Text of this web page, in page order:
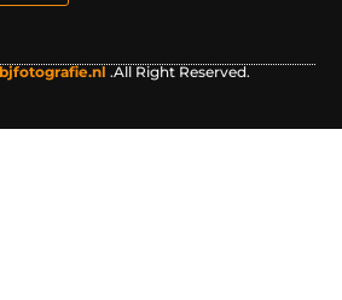
.All Right Reserved.